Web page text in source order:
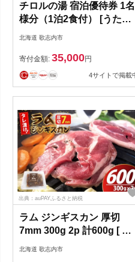
チロルの湯 宿泊優待券 1名
様分（1泊2食付） [うたし
ないチロルの湯 北海道 歌
北海道 歌志内市
寄付金額: 35,000円
4サイトで掲載
出典：auPAYふるさと納税
ラム ジンギスカン 厚切
7mm 300g 2p 計600g [ 木
村精肉店 北海道 歌志内市
北海道 歌志内市